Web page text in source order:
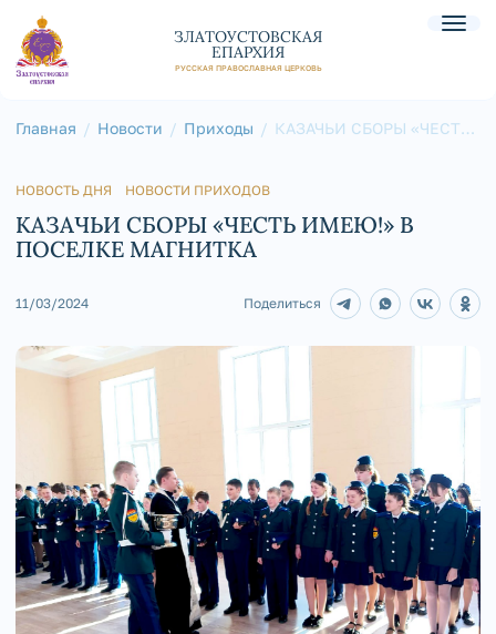
ЗЛАТОУСТОВСКАЯ
ЕПАРХИЯ
РУССКАЯ ПРАВОСЛАВНАЯ ЦЕРКОВЬ
Главная Новости Приходы
КАЗАЧЬИ СБОРЫ «ЧЕСТЬ
НОВОСТЬ ДНЯ НОВОСТИ ПРИХОДОВ
КАЗАЧЬИ СБОРЫ «ЧЕСТЬ ИМЕЮ!» В
ПОСЕЛКЕ МАГНИТКА
11/03/2024 Поделиться